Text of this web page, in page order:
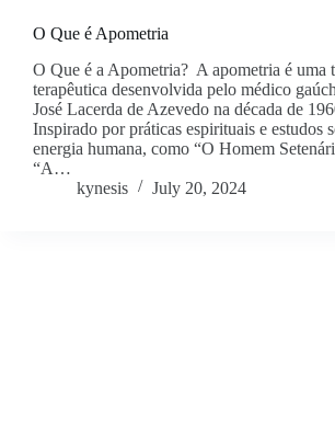
O Que é Apometria
O Que é a Apometria? A apometria é uma
terapêutica desenvolvida pelo médico
José Lacerda de Azevedo na década de
Inspirado por práticas espirituais e estudos
energia humana, como “O Homem
“A…
kynesis
July 20, 2024